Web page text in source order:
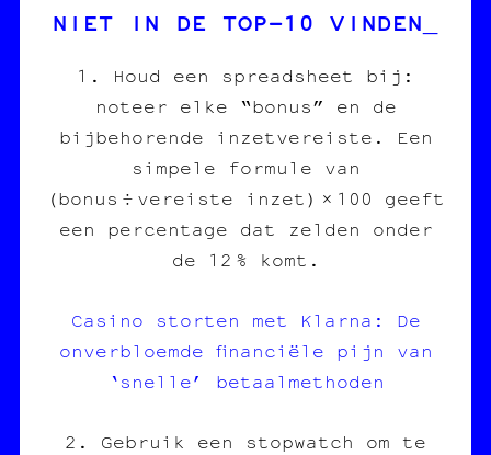
NIET IN DE TOP‑10 VINDEN
1. Houd een spreadsheet bij:
noteer elke “bonus” en de
bijbehorende inzetvereiste. Een
simpele formule van
(bonus ÷ vereiste inzet) × 100 geeft
een percentage dat zelden onder
de 12 % komt.
Casino storten met Klarna: De
onverbloemde financiële pijn van
‘snelle’ betaalmethoden
2. Gebruik een stopwatch om te